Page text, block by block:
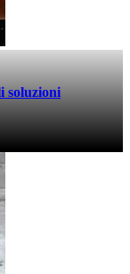
soluzioni